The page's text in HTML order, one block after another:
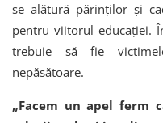
se alătură părinților și
pentru viitorul educației.
trebuie să fie
nepăsătoare.
„Facem un apel ferm